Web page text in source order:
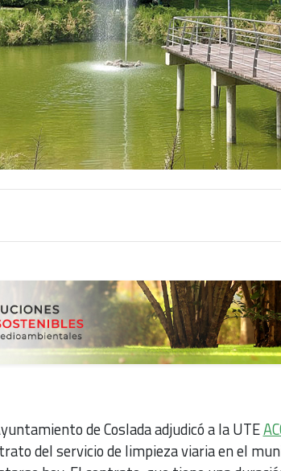
de Coslada adjudicó a la UTE
del servicio de limpieza viaria en el